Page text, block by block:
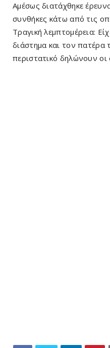
Αμέσως διατάχθηκε
συνθήκες κάτω από τις
Τραγική λεμπτομέρεια:
διάστημα και τον πατέρα
περιστατικό δηλώνουν οι